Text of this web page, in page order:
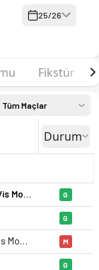
25/26
Fikstür
Tüm Maçlar
Durum
Cittadella Vis Modena G
G
Cittadella Vis Modena M
G